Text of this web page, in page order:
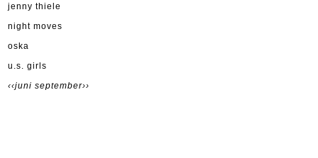
jenny thiele
night moves
oska
u.s. girls
‹‹juni september››